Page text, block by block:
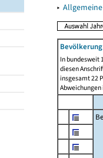
▸
In bundesweit
diesen
insgesamt 22